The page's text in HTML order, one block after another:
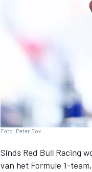
Foto: Peter Fox
Sinds Red Bull Racing
van het Formule 1-